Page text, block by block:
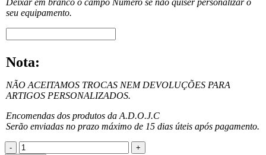
Deixar em branco o campo Número se não quiser personalizar o
seu equipamento.
Nota:
NÃO ACEITAMOS TROCAS NEM DEVOLUÇÕES PARA
ARTIGOS PERSONALIZADOS.
Encomendas dos produtos da A.D.O.J.C
Serão enviadas no prazo máximo de 15 dias úteis após pagamento.